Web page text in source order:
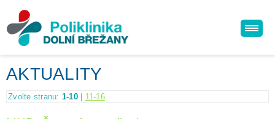
AKTUALITY
Zvolte stranu: 1-10| 11-16